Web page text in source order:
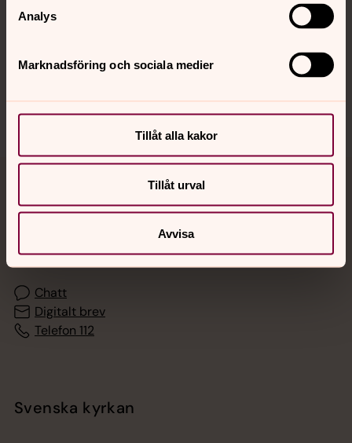
Analys
Marknadsföring och sociala medier
Tillåt alla kakor
Tillåt urval
Avvisa
Hitta snabbt
Sociala kanaler
Jourhavande präst
Akut samtals- och krisstöd. Prata eller chatta anonymt
Chatt
Digitalt brev
Telefon 112
Svenska kyrkan